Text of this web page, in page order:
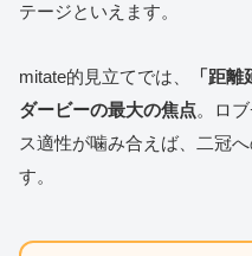
テージといえます。
mitate的見立てでは、
「距
ダービーの最大の焦点。ロ
ス適性が噛み合えば、二冠
す。